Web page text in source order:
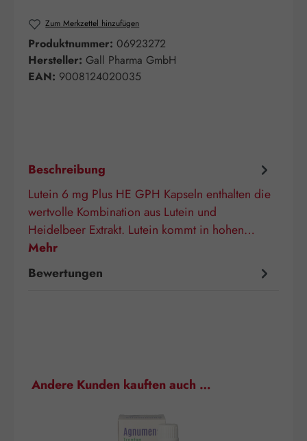
Zum Merkzettel hinzufügen
Produktnummer: 06923272
Hersteller: Gall Pharma GmbH
EAN: 9008124020035
Beschreibung
Lutein 6 mg Plus HE GPH Kapseln enthalten die
wertvolle Kombination aus Lutein und
Heidelbeer Extrakt. Lutein kommt in hohen…
Mehr
Bewertungen
Produktgalerie überspringen
Andere Kunden kauften auch …